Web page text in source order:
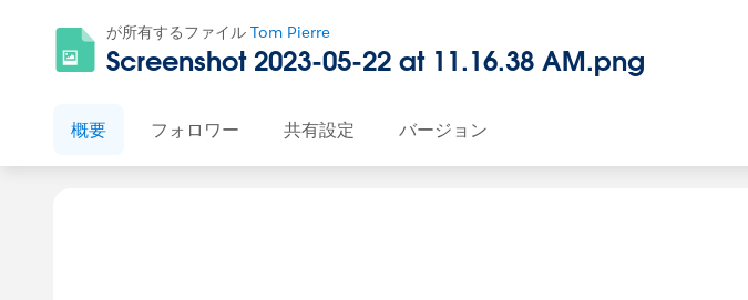
が所有するファイル Tom Pierre
Screenshot 2023-05-22 at 11.16.38 AM.png
概要 フォロワー 共有設定 バージョン